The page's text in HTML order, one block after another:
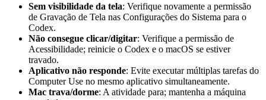
Sem visibilidade da tela: Verifique novamente a permissão
de Gravação de Tela nas Configurações do Sistema para o
Codex.
Não consegue clicar/digitar: Verifique a permissão de
Acessibilidade; reinicie o Codex e o macOS se estiver
travado.
Aplicativo não responde: Evite executar múltiplas tarefas do
Computer Use no mesmo aplicativo simultaneamente.
Mac trava/dorme: A atividade para; mantenha a máquina